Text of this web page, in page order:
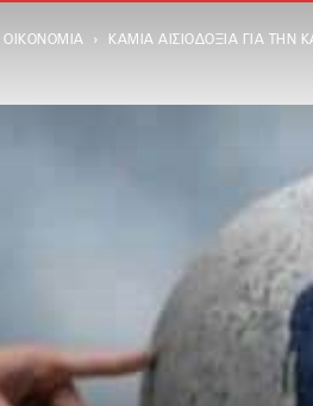
ΟΙΚΟΝΟΜΊΑ ΚΑΜΊΑ ΑΙΣΙΟΔΟΞΊΑ ΓΙΑ ΤΗΝ